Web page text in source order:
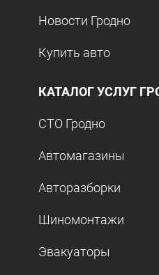
Новости Гродно
Купить авто
КАТАЛОГ УСЛУГ
СТО Гродно
Автомагазины
Авторазборки
Шиномонтажи
Эвакуаторы